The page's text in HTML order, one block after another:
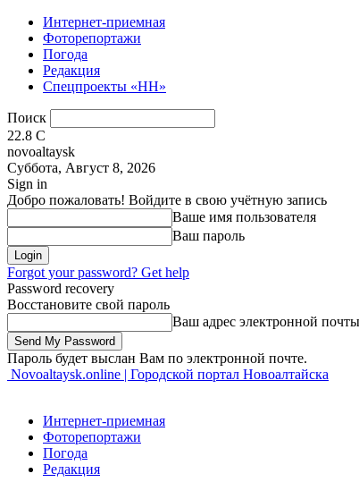
Интернет-приемная
Фоторепортажи
Погода
Редакция
Спецпроекты «НН»
Поиск
22.8 C
novoaltaysk
Суббота, Август 8, 2026
Sign in
Добро пожаловать! Войдите в свою учётную запись
Ваше имя пользователя
Ваш пароль
Forgot your password? Get help
Password recovery
Восстановите свой пароль
Ваш адрес электронной почты
Пароль будет выслан Вам по электронной почте.
Novoaltaysk.online | Городской портал Новоалтайска
Интернет-приемная
Фоторепортажи
Погода
Редакция